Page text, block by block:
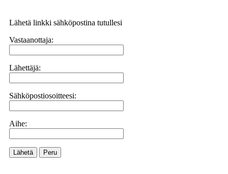
Lähetä linkki sähköpostina tutullesi
Vastaanottaja:
Lähettäjä:
Sähköpostiosoitteesi:
Aihe:
Lähetä Peru